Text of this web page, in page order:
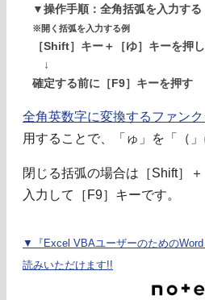
▼操作手順：全角括弧を入力する
※開く括弧を入力する例
［Shift］キー＋［ゆ］キーを押
↓
確定する前に［F9］キーを押す
全角英数字に変換するファンク
用することで、「ゅ」を「（」
閉じる括弧の場合は［Shift］
入力して［F9］キーです。
▼『Excel VBAユーザーのための
読みいただけます!!